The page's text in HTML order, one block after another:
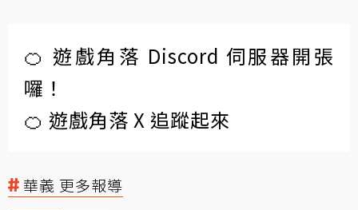
🍊 遊戲角落 Discord 伺服器開張
囉！
🍊 遊戲角落 X 追蹤起來
華義 更多報導